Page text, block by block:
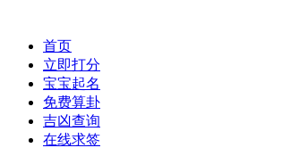
首页
立即打分
宝宝起名
免费算卦
吉凶查询
在线求签